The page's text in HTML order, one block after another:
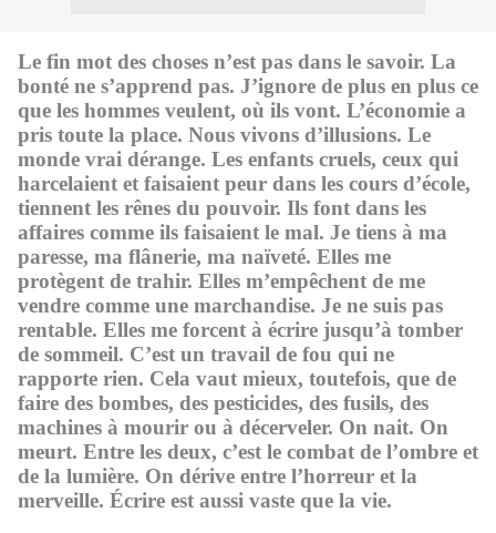
Le fin mot des choses n’est pas dans le savoir. La
bonté ne s’apprend pas. J’ignore de plus en plus ce
que les hommes veulent, où ils vont. L’économie a
pris toute la place. Nous vivons d’illusions. Le
monde vrai dérange. Les enfants cruels, ceux qui
harcelaient et faisaient peur dans les cours d’école,
tiennent les rênes du pouvoir. Ils font dans les
affaires comme ils faisaient le mal. Je tiens à ma
paresse, ma flânerie, ma naïveté. Elles me
protègent de trahir. Elles m’empêchent de me
vendre comme une marchandise. Je ne suis pas
rentable. Elles me forcent à écrire jusqu’à tomber
de sommeil. C’est un travail de fou qui ne
rapporte rien. Cela vaut mieux, toutefois, que de
faire des bombes, des pesticides, des fusils, des
machines à mourir ou à décerveler. On nait. On
meurt. Entre les deux, c’est le combat de l’ombre et
de la lumière. On dérive entre l’horreur et la
merveille. Écrire est aussi vaste que la vie.